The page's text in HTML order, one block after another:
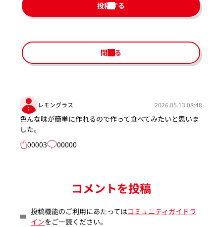
投稿する
閉じる
レモングラス 2026.05.13 08:48
色んな味が簡単に作れるので作って食べてみたいと思いま
した。
00003
00000
コメントを投稿
投稿機能のご利用にあたってはコミュニティガイドラ
インをご一読ください。